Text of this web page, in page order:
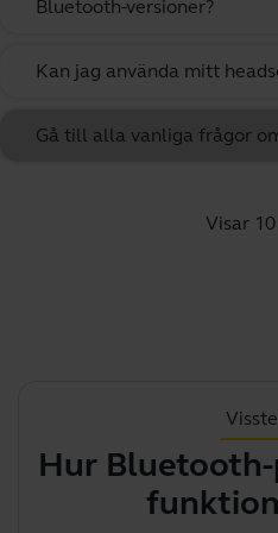
Bluetooth-versioner?
Kan jag använda mitt
Gå till alla vanliga frågor
Visar
Hur